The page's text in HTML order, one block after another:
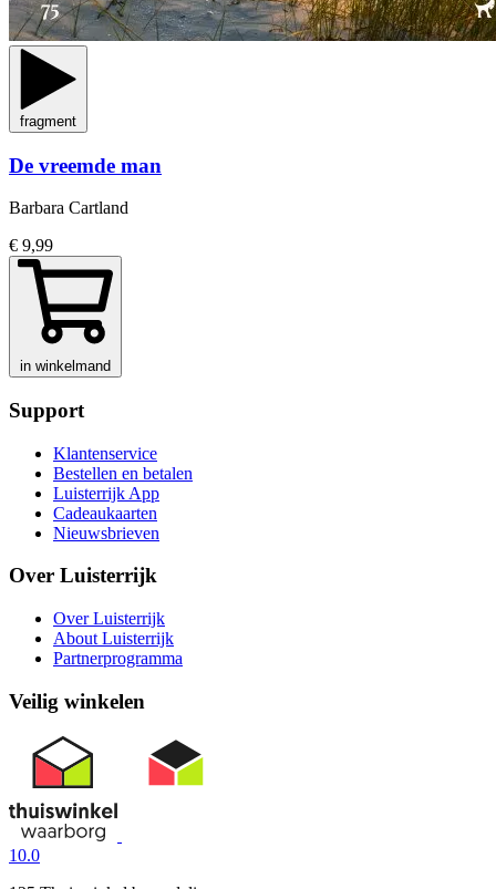
fragment
De vreemde man
Barbara Cartland
€ 9,99
in winkelmand
Support
Klantenservice
Bestellen en betalen
Luisterrijk App
Cadeaukaarten
Nieuwsbrieven
Over Luisterrijk
Over Luisterrijk
About Luisterrijk
Partnerprogramma
Veilig winkelen
10.0